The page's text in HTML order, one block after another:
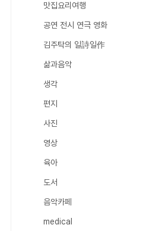
맛집요리여행
공연 전시 연극 영화
김주탁의 일詩일作
삶과음악
생각
편지
사진
영상
육아
도서
음악카페
medical